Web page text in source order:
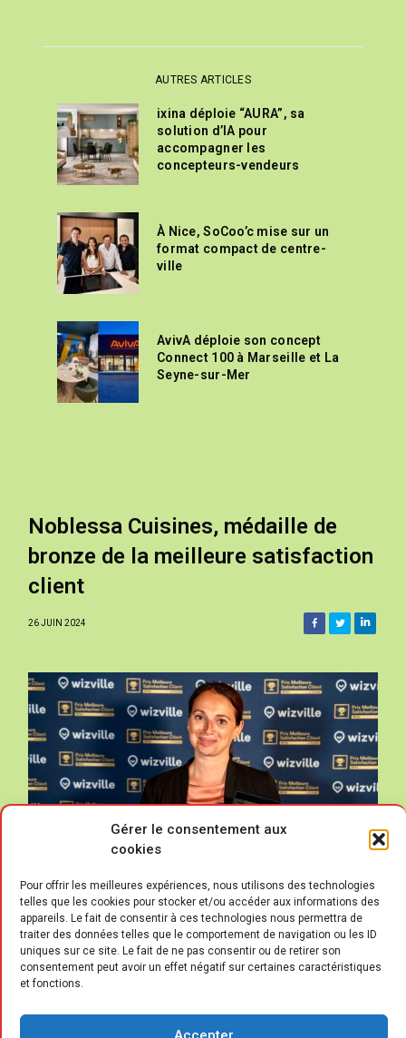
Gérer le consentement aux
cookies
Pour offrir les meilleures expériences, nous utilisons des technologies
telles que les cookies pour stocker et/ou accéder aux informations des
appareils. Le fait de consentir à ces technologies nous permettra de
traiter des données telles que le comportement de navigation ou les ID
uniques sur ce site. Le fait de ne pas consentir ou de retirer son
consentement peut avoir un effet négatif sur certaines caractéristiques
et fonctions.
AUTRES ARTICLES
ixina déploie “AURA”, sa
solution d’IA pour
accompagner les
concepteurs-vendeurs
À Nice, SoCoo’c mise sur un
format compact de centre-
ville
AvivA déploie son concept
Connect 100 à Marseille et La
Seyne-sur-Mer
Noblessa Cuisines, médaille de
bronze de la meilleure satisfaction
client
26 JUIN 2024
l’expérience client, a annoncé les